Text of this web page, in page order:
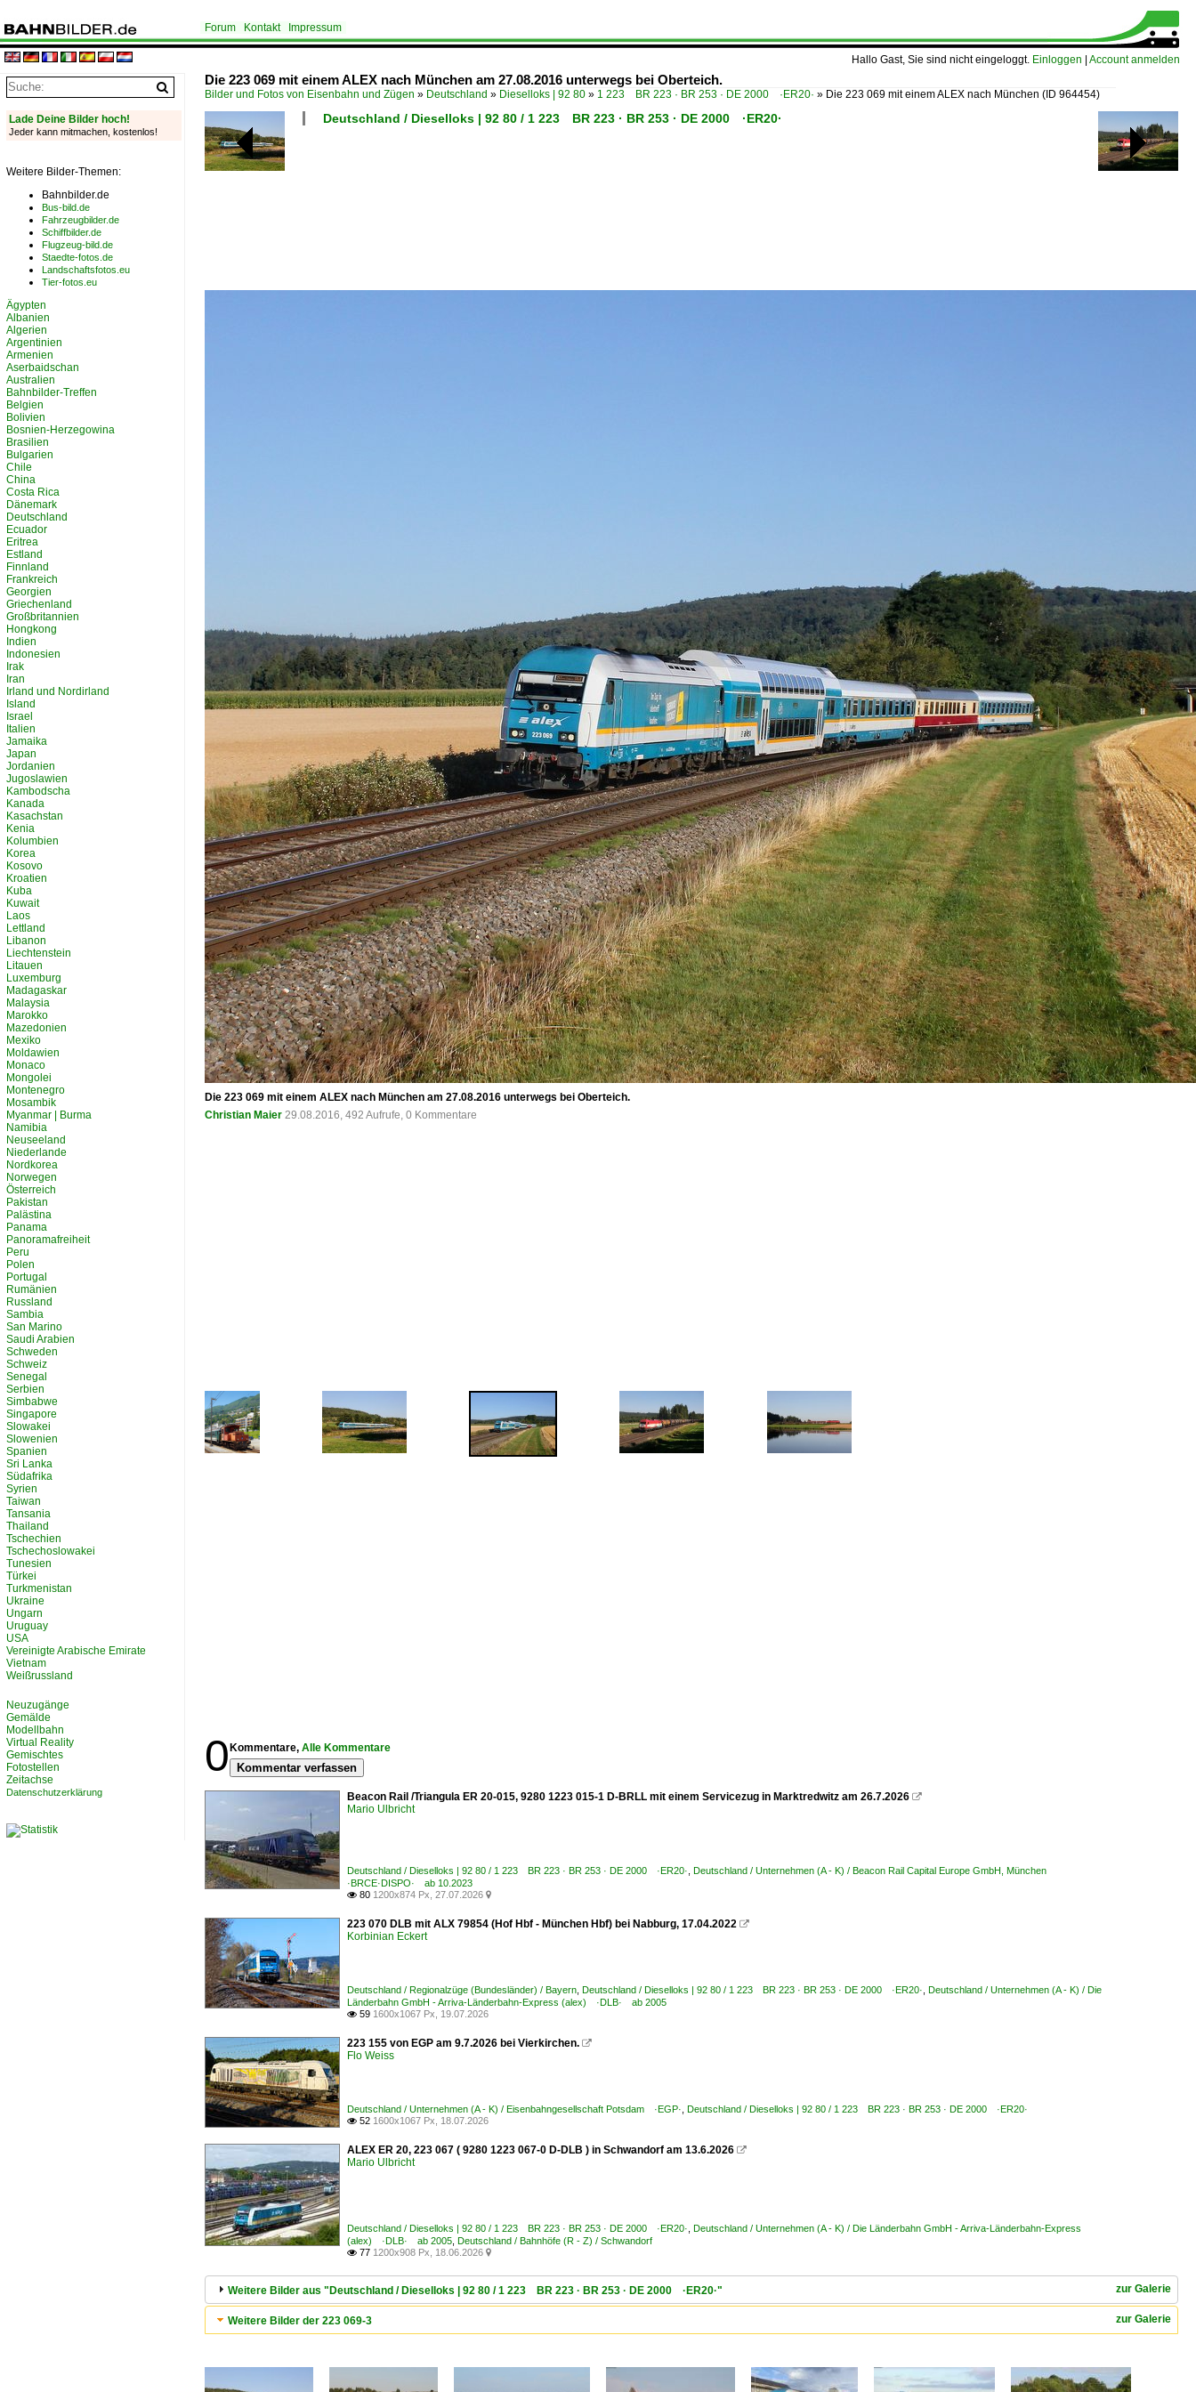
Hallo Gast, Sie sind nicht eingeloggt. Einloggen Account anmelden
Forum Kontakt Impressum
Die 223 069 mit einem ALEX nach München am 27.08.2016 unterwegs bei Oberteich.
Bilder und Fotos von Eisenbahn und Zügen » Deutschland » Dieselloks | 92 80 » 1 223 BR 223 · BR 253 · DE 2000 ·ER20· » Die 223 069 mit einem ALEX nach München (ID 964454)
Deutschland / Dieselloks | 92 80 / 1 223 BR 223 · BR 253 · DE 2000 ·ER20·
Die 223 069 mit einem ALEX nach München am 27.08.2016 unterwegs bei Oberteich.
Christian Maier 29.08.2016, 492 Aufrufe, 0 Kommentare
0 Kommentare, Alle Kommentare
Kommentar verfassen
Beacon Rail /Triangula ER 20-015, 9280 1223 015-1 D-BRLL mit einem Servicezug in Marktredwitz am 26.7.2026 
Mario Ulbricht
Deutschland / Dieselloks | 92 80 / 1 223 BR 223 · BR 253 · DE 2000 ·ER20· Deutschland / Unternehmen (A - K) / Beacon Rail Capital Europe GmbH, München
·BRCE·DISPO· ab 10.2023
 80 1200x874 Px, 27.07.2026 
223 070 DLB mit ALX 79854 (Hof Hbf - München Hbf) bei Nabburg, 17.04.2022 
Korbinian Eckert
Deutschland / Regionalzüge (Bundesländer) / Bayern Deutschland / Dieselloks | 92 80 / 1 223 BR 223 · BR 253 · DE 2000 ·ER20· Deutschland / Unternehmen (A - K) / Die
Länderbahn GmbH - Arriva-Länderbahn-Express (alex) ·DLB· ab 2005
 59 1600x1067 Px, 19.07.2026
223 155 von EGP am 9.7.2026 bei Vierkirchen. 
Flo Weiss
Deutschland / Unternehmen (A - K) / Eisenbahngesellschaft Potsdam ·EGP· Deutschland / Dieselloks | 92 80 / 1 223 BR 223 · BR 253 · DE 2000 ·ER20·
 52 1600x1067 Px, 18.07.2026
ALEX ER 20, 223 067 ( 9280 1223 067-0 D-DLB ) in Schwandorf am 13.6.2026 
Mario Ulbricht
Deutschland / Dieselloks | 92 80 / 1 223 BR 223 · BR 253 · DE 2000 ·ER20· Deutschland / Unternehmen (A - K) / Die Länderbahn GmbH - Arriva-Länderbahn-Express
(alex) ·DLB· ab 2005 Deutschland / Bahnhöfe (R - Z) / Schwandorf
 77 1200x908 Px, 18.06.2026 
zur Galerie
Weitere Bilder aus "Deutschland / Dieselloks | 92 80 / 1 223 BR 223 · BR 253 · DE 2000 ·ER20·"
zur Galerie
Weitere Bilder der 223 069-3
Lade Deine Bilder hoch!
Jeder kann mitmachen, kostenlos!
Weitere Bilder-Themen:
Bahnbilder.de
Bus-bild.de
Fahrzeugbilder.de
Schiffbilder.de
Flugzeug-bild.de
Staedte-fotos.de
Landschaftsfotos.eu
Tier-fotos.eu
Ägypten
Albanien
Algerien
Argentinien
Armenien
Aserbaidschan
Australien
Bahnbilder-Treffen
Belgien
Bolivien
Bosnien-Herzegowina
Brasilien
Bulgarien
Chile
China
Costa Rica
Dänemark
Deutschland
Ecuador
Eritrea
Estland
Finnland
Frankreich
Georgien
Griechenland
Großbritannien
Hongkong
Indien
Indonesien
Irak
Iran
Irland und Nordirland
Island
Israel
Italien
Jamaika
Japan
Jordanien
Jugoslawien
Kambodscha
Kanada
Kasachstan
Kenia
Kolumbien
Korea
Kosovo
Kroatien
Kuba
Kuwait
Laos
Lettland
Libanon
Liechtenstein
Litauen
Luxemburg
Madagaskar
Malaysia
Marokko
Mazedonien
Mexiko
Moldawien
Monaco
Mongolei
Montenegro
Mosambik
Myanmar | Burma
Namibia
Neuseeland
Niederlande
Nordkorea
Norwegen
Österreich
Pakistan
Palästina
Panama
Panoramafreiheit
Peru
Polen
Portugal
Rumänien
Russland
Sambia
San Marino
Saudi Arabien
Schweden
Schweiz
Senegal
Serbien
Simbabwe
Singapore
Slowakei
Slowenien
Spanien
Sri Lanka
Südafrika
Syrien
Taiwan
Tansania
Thailand
Tschechien
Tschechoslowakei
Tunesien
Türkei
Turkmenistan
Ukraine
Ungarn
Uruguay
USA
Vereinigte Arabische Emirate
Vietnam
Weißrussland
Neuzugänge
Gemälde
Modellbahn
Virtual Reality
Gemischtes
Fotostellen
Zeitachse
Datenschutzerklärung